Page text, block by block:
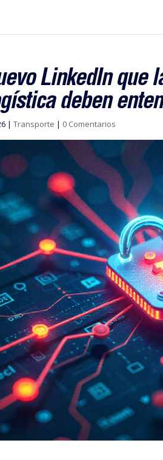
LinkedIn que
deben
|Transporte | 0 Comentarios